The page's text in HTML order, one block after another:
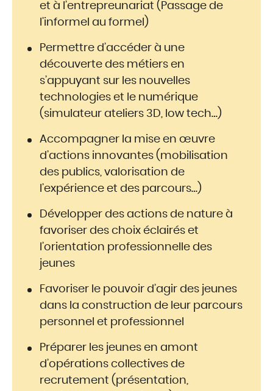
et à l’entrepreunariat (Passage de
l’informel au formel)
Permettre d’accéder à une
découverte des métiers en
s’appuyant sur les nouvelles
technologies et le numérique
(simulateur ateliers 3D, low tech…)
Accompagner la mise en œuvre
d’actions innovantes (mobilisation
des publics, valorisation de
l’expérience et des parcours…)
Développer des actions de nature à
favoriser des choix éclairés et
l’orientation professionnelle des
jeunes
Favoriser le pouvoir d’agir des jeunes
dans la construction de leur parcours
personnel et professionnel
Préparer les jeunes en amont
d’opérations collectives de
recrutement (présentation,